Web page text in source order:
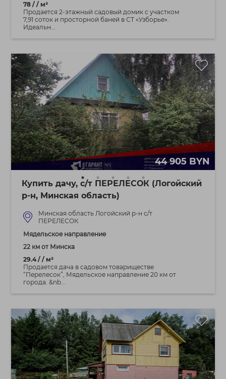
78 / / м²
Продается 2-этажный садовый домик с участком
7,91 соток и просторной баней в СТ «Узборье».
Идеальн...
44 905 BYN
Купить дачу, с/т ПЕРЕЛЕСОК (Логойский
р-н, Минская область)
Минская область Логойский р-н с/т
ПЕРЕЛЕСОК
Мядельское направление
22 км от Минска
29.4 / / м²
Продается дача в садовом товариществе
“Перелесок”, Мядельское направление 20 км от
города. &nb...